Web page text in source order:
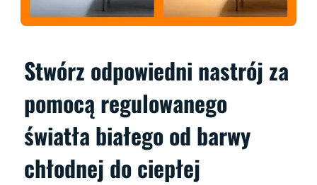
Stwórz odpowiedni nastrój za
pomocą regulowanego
światła białego od barwy
chłodnej do ciepłej